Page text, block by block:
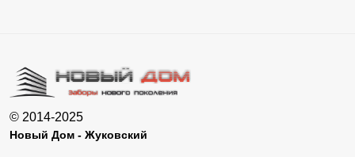
© 2014-2025
Новый Дом - Жуковский